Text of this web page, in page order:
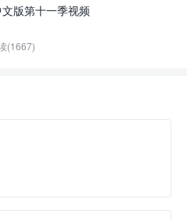
文版第十一季视频
(1667)